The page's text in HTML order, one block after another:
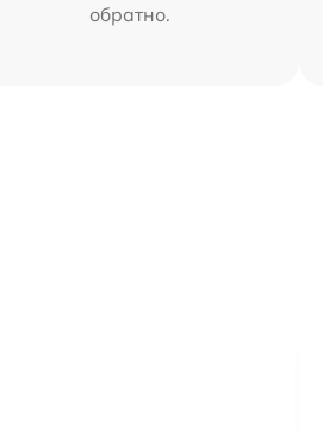
обратно.